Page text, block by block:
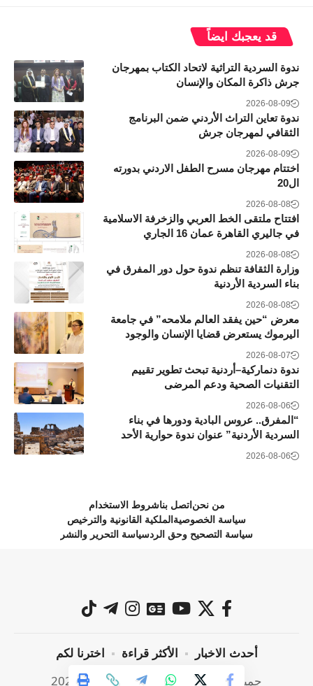
قد يعجبك ايضاً
ندوة السردية التراثية لاتحاد الكتاب بمهرجان
جرش ذاكرة المكان والإنسان
2026-08-09
ندوة تعاين التراث الأردني ضمن البرنامج
الثقافي لمهرجان جرش
2026-08-09
اختتام مهرجان مسرح الطفل الاردني بدورته
ال20
2026-08-08
افتتاح ملتقى الخط العربي والزخرفة الاسلامية
في جاليري القاهرة عمان 16 الجاري
2026-08-08
وزارة الثقافة تنظم ندوة حول دور المفرق في
بناء السردية الأردنية
2026-08-08
معرض “حين يفقد العالم ملامحه” في جامعة
اليرموك يستعرض قضايا الإنسان والوجود
2026-08-07
ندوة دنماركية–أردنية تبحث تطوير تقييم
التقنيات الصحية ودعم المرضى
2026-08-06
“المفرق.. عروس البادية ودورها في بناء
السردية الأردنية” عنوان ندوة حوارية الأحد
2026-08-06
من نحن اتصل بناشروط الاستخدام
سياسة الخصوصية الملكية القانونية والترخيص
سياسة التصحيح وحق الردسياسة التحرير والنشر
جميع الحقوق محفوظة @ صراحة نيوز 2024
أحدث الاخبار الأكثر قراءة اخترنا لكم